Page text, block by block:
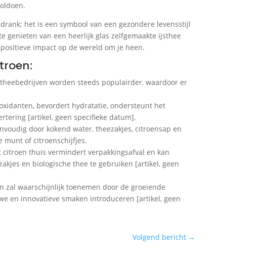
het is een symbool van een gezondere levensstijl
genieten van een heerlijk glas zelfgemaakte ijsthee
impact op de wereld om je heen.
worden steeds populairder, waardoor er
bevordert hydratatie, ondersteunt het
[artikel, geen specifieke datum].
door kokend water, theezakjes, citroensap en
munt of citroenschijfjes.
thuis vermindert verpakkingsafval en kan
en biologische thee te gebruiken [artikel, geen
zal waarschijnlijk toenemen door de groeiende
en innovatieve smaken introduceren [artikel, geen
Volgend bericht→